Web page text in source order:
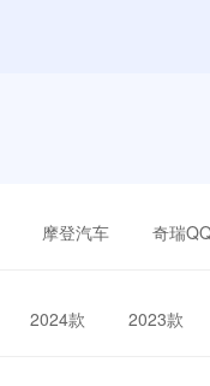
摩登汽车 奇瑞
2024款 2023款